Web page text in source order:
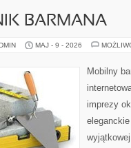
BARMANA
MAJ - 9 - 2026
Mobilny
imprezy